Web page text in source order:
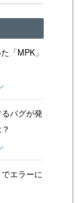
「MPK」
バグが発
エラーに